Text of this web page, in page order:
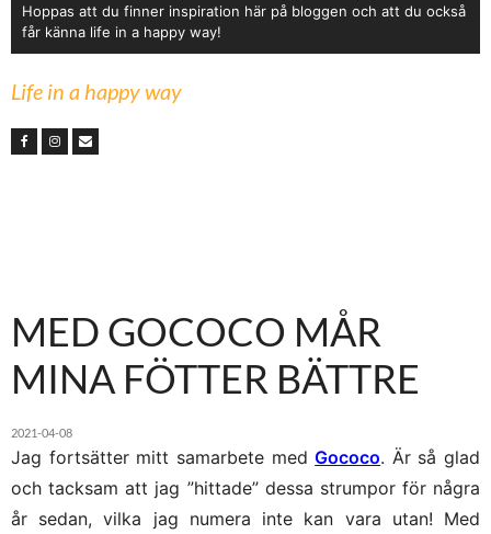
Hoppas att du finner inspiration här på bloggen och att du också
får känna life in a happy way!
Life in a happy way
MED GOCOCO MÅR
MINA FÖTTER BÄTTRE
2021-04-08
Jag fortsätter mitt samarbete medGococo. Är så glad
och tacksam att jag ”hittade” dessa strumpor för några
år sedan, vilka jag numera inte kan vara utan! Med